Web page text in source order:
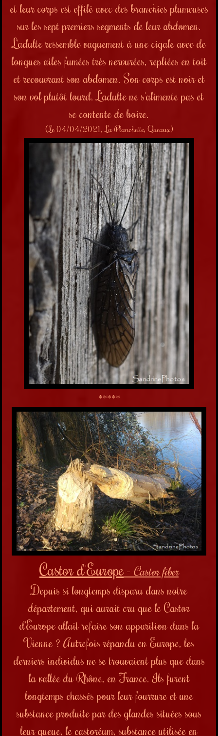
et leur corps est effilé avec des branchies plumeuses
sur les sept premiers segments de leur abdomen.
L'adulte ressemble vaguement à une cigale avec de
longues ailes fumées très nervurées, repliées en toit
et recouvrant son abdomen. Son corps est noir et
son vol plutôt lourd. L'adulte ne s'alimente pas et
se contente de boire.
(Le 04/04/2021, La Planchette, Queaux)
*****
Castor d'Europe- Castor fiber
Depuis si longtemps disparu dans notre
département, qui aurait cru que le Castor
d'Europe allait refaire son apparition dans la
Vienne ? Autrefois répandu en Europe, les
derniers individus ne se trouvaient plus que dans
la vallée du Rhône, en France. Ils furent
longtemps chassés pour leur fourrure et une
substance produite par des glandes situées sous
leur queue, le castoréum, substance utilisée en